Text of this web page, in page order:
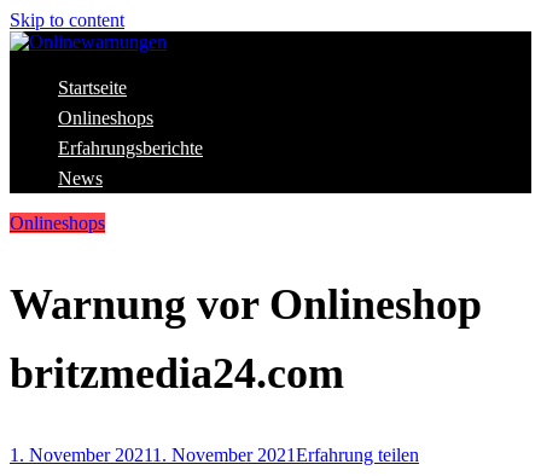
Skip to content
Onlinewarnungen
Aktuelle Warnungen vor Gefahren im Internet
Startseite
Onlineshops
Erfahrungsberichte
News
Onlineshops
Warnung vor Onlineshop
britzmedia24.com
1. November 20211. November 2021Erfahrung teilen